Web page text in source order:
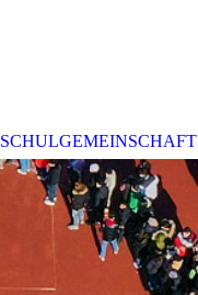
SCHULGEMEINSCHAFT